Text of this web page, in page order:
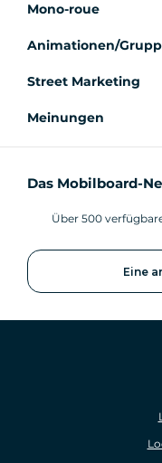
Mono-roue
Animationen/
Street Marketing
Meinungen
Das Mobilboard-
Über 500
Eine